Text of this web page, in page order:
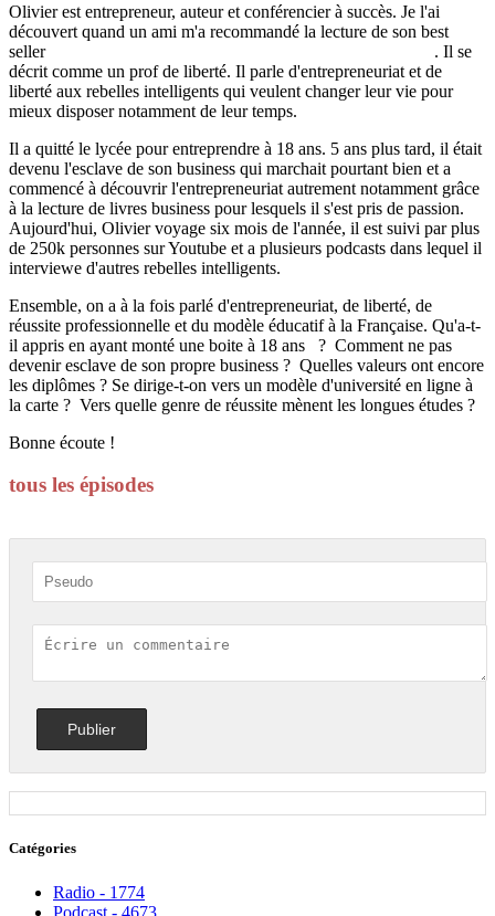
Olivier est entrepreneur, auteur et conférencier à succès. Je l'ai
découvert quand un ami m'a recommandé la lecture de son best
seller
. Il se
décrit comme un prof de liberté. Il parle d'entrepreneuriat et de
liberté aux rebelles intelligents qui veulent changer leur vie pour
mieux disposer notamment de leur temps.
Il a quitté le lycée pour entreprendre à 18 ans. 5 ans plus tard, il était
devenu l'esclave de son business qui marchait pourtant bien et a
commencé à découvrir l'entrepreneuriat autrement notamment grâce
à la lecture de livres business pour lesquels il s'est pris de passion.
Aujourd'hui, Olivier voyage six mois de l'année, il est suivi par plus
de 250k personnes sur Youtube et a plusieurs podcasts dans lequel il
interviewe d'autres rebelles intelligents.
Ensemble, on a à la fois parlé d'entrepreneuriat, de liberté, de
réussite professionnelle et du modèle éducatif à la Française. Qu'a-t-
il appris en ayant monté une boite à 18 ans ? Comment ne pas
devenir esclave de son propre business ? Quelles valeurs ont encore
les diplômes ? Se dirige-t-on vers un modèle d'université en ligne à
la carte ? Vers quelle genre de réussite mènent les longues études ?
Bonne écoute !
tous les épisodes
Catégories
Radio - 1774
Podcast - 4673